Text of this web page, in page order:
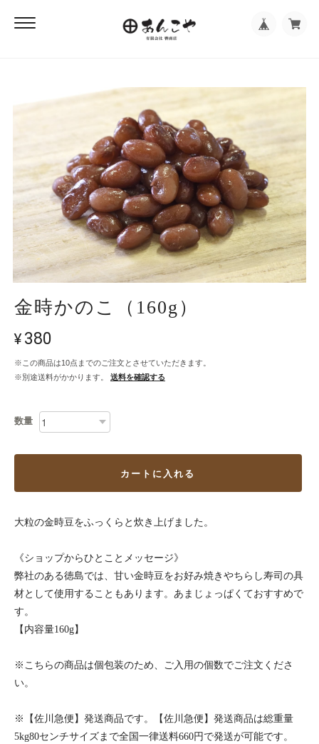
金時かのこ（160g）
¥380
※この商品は10点までのご注文とさせていただきます。
※別途送料がかかります。
送料を確認する
数量
カートに入れる
大粒の金時豆をふっくらと炊き上げました。
《ショップからひとことメッセージ》
弊社のある徳島では、甘い金時豆をお好み焼きやちらし寿司の具
材として使用することもあります。あまじょっぱくておすすめで
す。
【内容量160g】
※こちらの商品は個包装のため、ご入用の個数でご注文くださ
い。
※【佐川急便】発送商品です。【佐川急便】発送商品は総重量
5kg80センチサイズまで全国一律送料660円で発送が可能です。